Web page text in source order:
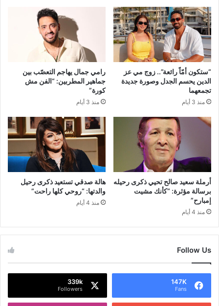
“ستكون أمّاً رائعة”.. زوج مي عز
الدين يحسم الجدل وصورة جديدة
تجمعهما
منذ 3 أيام
رامي جمال يهاجم التعصّب بين
جماهير المطربين: “الفن مش
كورة”
منذ 3 أيام
أرملة سعيد صالح تحيي ذكرى رحيله
برسالة مؤثرة: “كأنك مشيت
إمبارح”
منذ 4 أيام
هالة صدقي تستعيد ذكرى رحيل
والدتها: “روحي كلها راحت”
منذ 4 أيام
Follow Us
147K
Fans
339k
Followers